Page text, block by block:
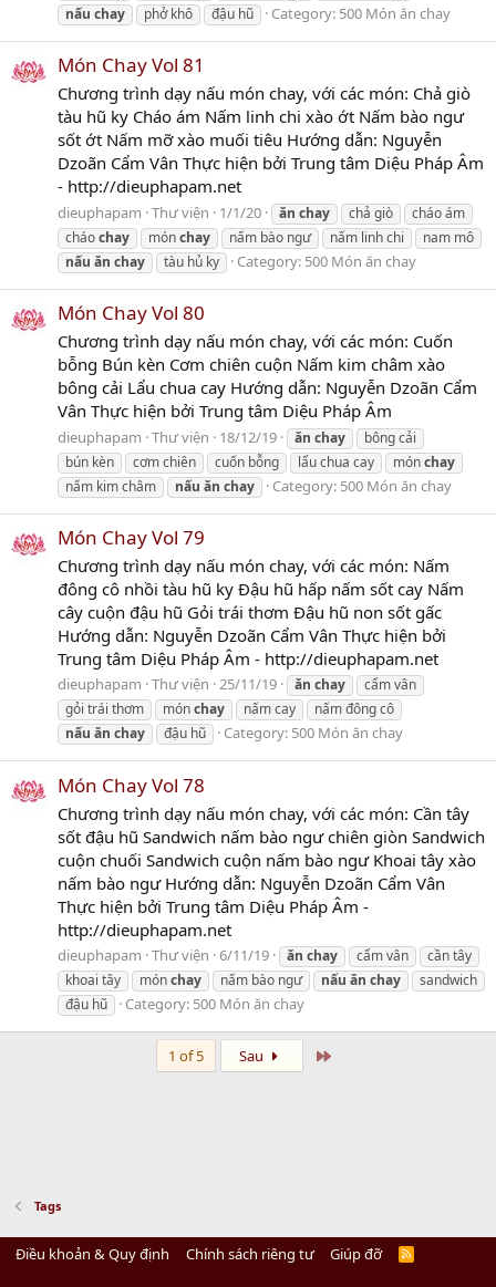
nấu chay phở khô đậu hũ Category: 500 Món ăn chay
Món Chay Vol 81
Chương trình dạy nấu món chay, với các món: Chả giò
tàu hũ ky Cháo ám Nấm linh chi xào ớt Nấm bào ngư
sốt ớt Nấm mỡ xào muối tiêu Hướng dẫn: Nguyễn
Dzoãn Cẩm Vân Thực hiện bởi Trung tâm Diệu Pháp Âm
- http://dieuphapam.net
dieuphapam Thư viện 1/1/20 ăn chay chả giò
cháo ám
cháochay mónchay nấm bào ngư nấm linh chi
nam mô
nấu ăn chay tàu hủ ky Category: 500 Món ăn chay
Món Chay Vol 80
Chương trình dạy nấu món chay, với các món: Cuốn
bỗng Bún kèn Cơm chiên cuộn Nấm kim châm xào
bông cải Lẩu chua cay Hướng dẫn: Nguyễn Dzoãn Cẩm
Vân Thực hiện bởi Trung tâm Diệu Pháp Âm
dieuphapam Thư viện 18/12/19 ăn chay
bông cải
bún kèn
cơm chiên cuốn bỗng lẩu chua cay mónchay
nấm kim châm
nấu ăn chay Category: 500 Món ăn chay
Món Chay Vol 79
Chương trình dạy nấu món chay, với các món: Nấm
đông cô nhồi tàu hũ ky Đậu hũ hấp nấm sốt cay Nấm
cây cuộn đậu hũ Gỏi trái thơm Đậu hũ non sốt gấc
Hướng dẫn: Nguyễn Dzoãn Cẩm Vân Thực hiện bởi
Trung tâm Diệu Pháp Âm - http://dieuphapam.net
dieuphapam Thư viện 25/11/19 ăn chay
cẩm vân
gỏi trái thơm
mónchay nấm cay
nấm đông cô
nấu ăn chay đậu hũ Category: 500 Món ăn chay
Món Chay Vol 78
Chương trình dạy nấu món chay, với các món: Cần tây
sốt đậu hũ Sandwich nấm bào ngư chiên giòn Sandwich
cuộn chuối Sandwich cuộn nấm bào ngư Khoai tây xào
nấm bào ngư Hướng dẫn: Nguyễn Dzoãn Cẩm Vân
Thực hiện bởi Trung tâm Diệu Pháp Âm -
http://dieuphapam.net
dieuphapam Thư viện 6/11/19 ăn chay cẩm vân
cần tây
khoai tây
mónchay nấm bào ngư nấu ăn chay
sandwich
đậu hũ
Category: 500 Món ăn chay
1 of 5 Sau
Tags
Điều khoản & Quy định Chính sách riêng tư Giúp đỡ
R